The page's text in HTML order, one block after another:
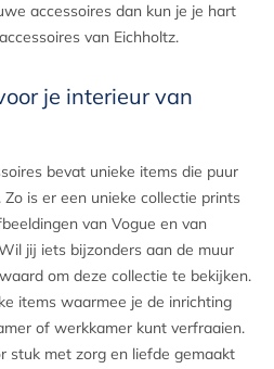
accessoires dan kun je je hart
van Eichholtz.
je interieur van
bevat unieke items die puur
is er een unieke collectie prints
van Vogue en van
jij iets bijzonders aan de muur
om deze collectie te bekijken.
items waarmee je de inrichting
of werkkamer kunt verfraaien.
stuk met zorg en liefde gemaakt